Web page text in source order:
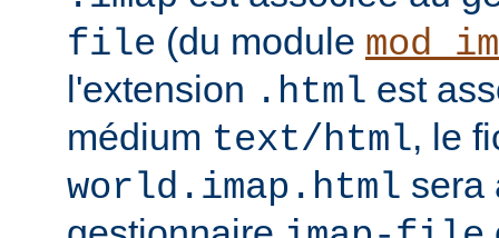
file (du module
l'extension .html est
médium text/html, le
world.imap.html sera